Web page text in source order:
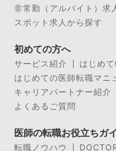
非常勤（アルバイト）求
スポット求人から探す
初めての方へ
サービス紹介
はじめ
はじめての医師転職マニ
キャリアパートナー紹介
よくあるご質問
医師の転職お役立ちガ
転職ノウハウ